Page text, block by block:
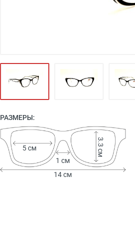
РАЗМЕРЫ:
1 см
5 см 3.3 см
14 см